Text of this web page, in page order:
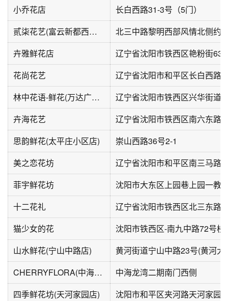
小乔花店
长白西路31-3号（5门）
贰柒花艺(富云新都西区店)
北三中路黎明西部风情北侧约
卉雅鲜花店
辽宁省沈阳市铁西区艳粉街63
花尚花艺
辽宁省沈阳市和平区长白西路
林中花语-鲜花(万达广场A组团店)
卉海花艺
思韵鲜花(太平庄小区店)
崇山西路36号2-1
美之恋花坊
辽宁省沈阳市和平区南三马路
菲宇鲜花坊
沈阳市大东区上园巷上园一教
十二花礼
辽宁省沈阳市铁西区北三东路
猫少女的花
沈阳市铁西区-南九中路72号楼
山水鲜花(宁山中路店)
CHERRYFLORA(中海龙湾2期店)
中海龙湾二期南门西侧
四季鲜花坊(天河家园店)
沈阳市和平区夹河路天河家园-